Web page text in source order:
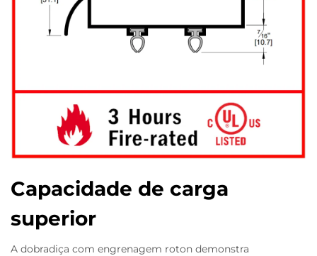
Capacidade de carga
superior
A dobradiça com engrenagem roton demonstra